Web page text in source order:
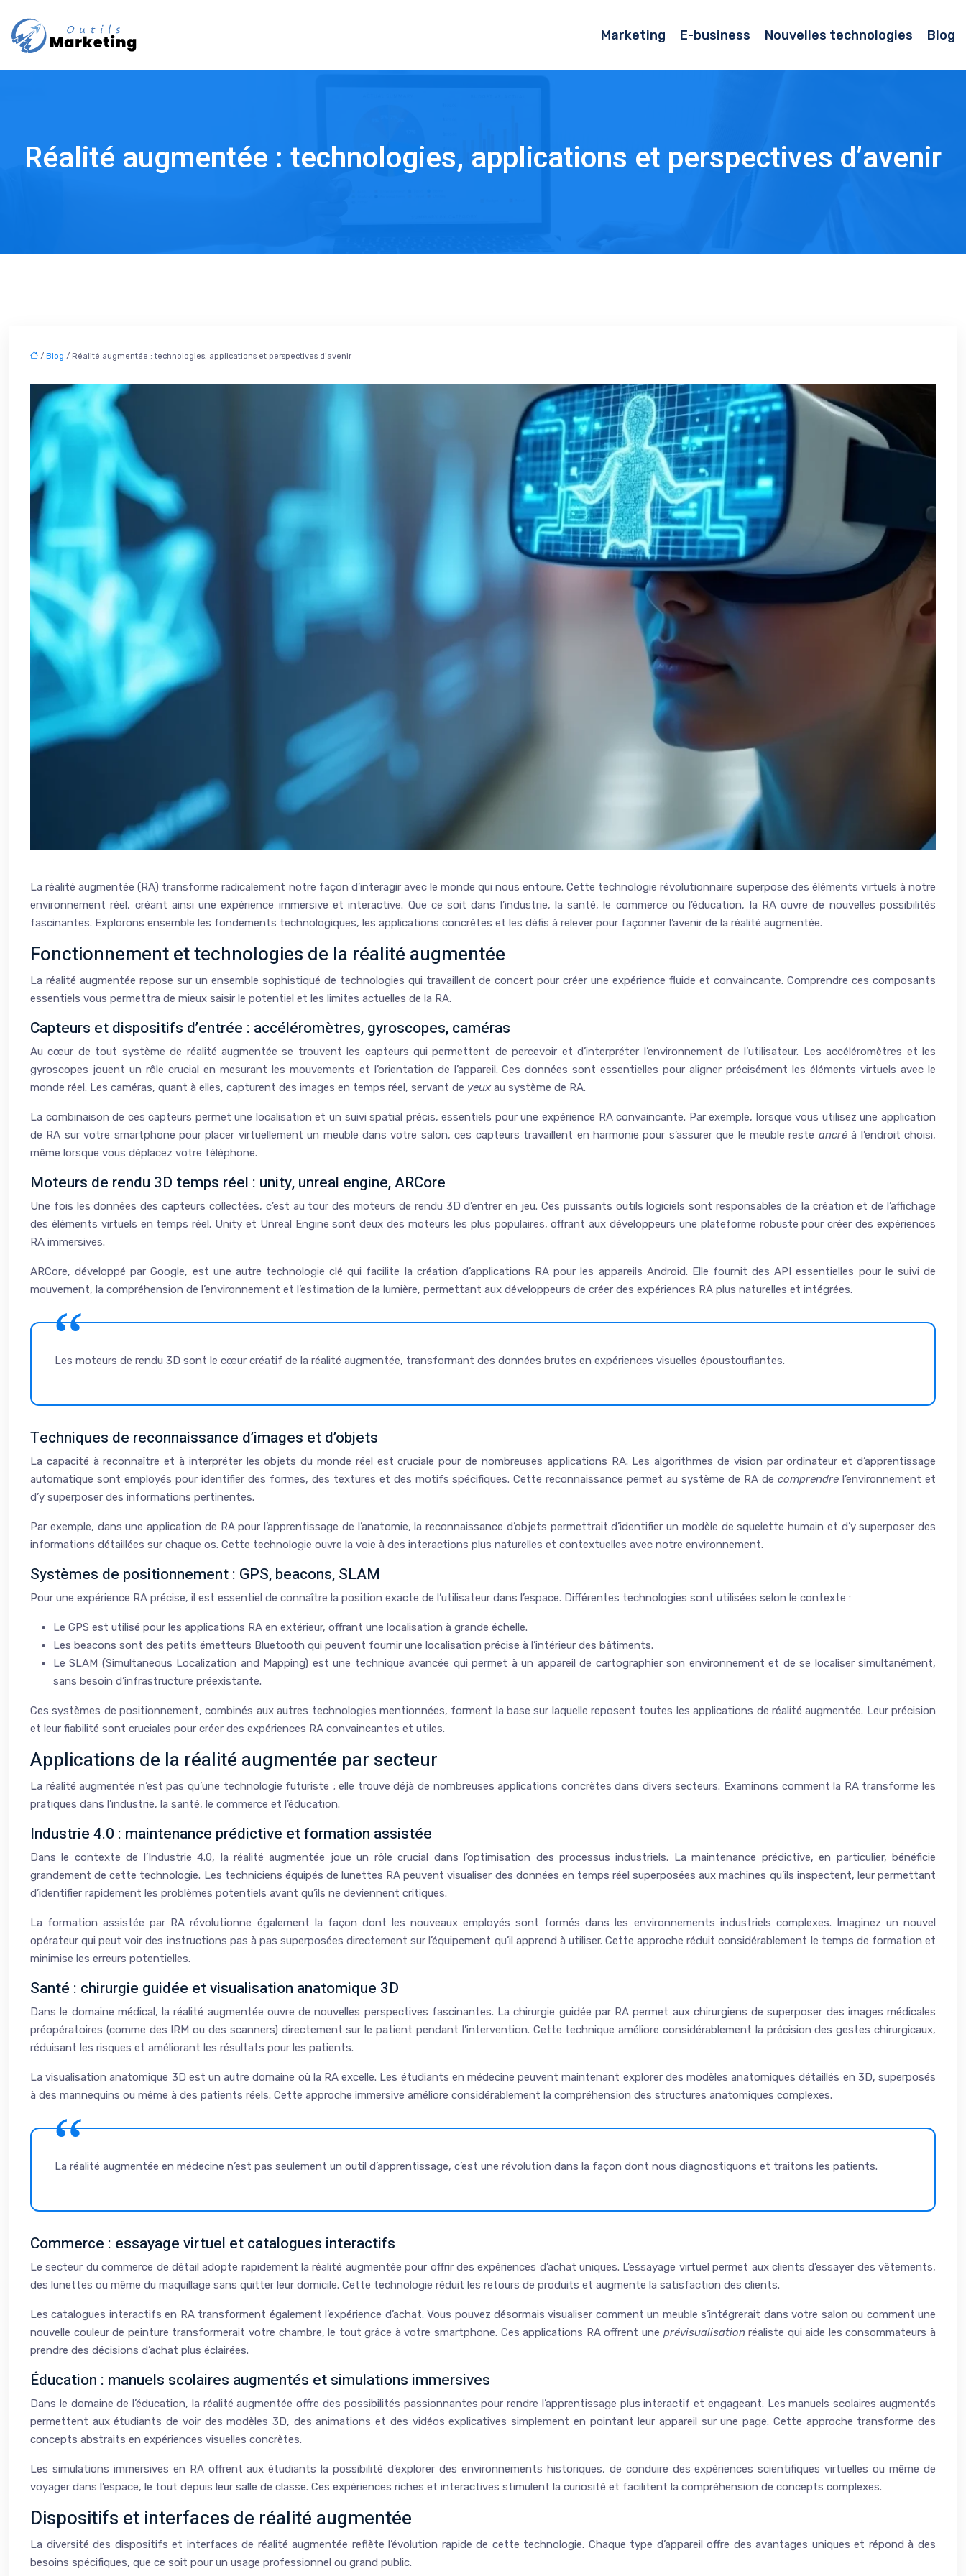
Marketing E-business Nouvelles technologies Blog
Réalité augmentée : technologies, applications et perspectives d’avenir
/ Blog / Réalité augmentée : technologies, applications et perspectives d’avenir
La réalité augmentée (RA) transforme radicalement notre façon d’interagir avec le monde qui nous entoure. Cette technologie révolutionnaire superpose des éléments virtuels à notre
environnement réel, créant ainsi une expérience immersive et interactive. Que ce soit dans l’industrie, la santé, le commerce ou l’éducation, la RA ouvre de nouvelles possibilités
fascinantes. Explorons ensemble les fondements technologiques, les applications concrètes et les défis à relever pour façonner l’avenir de la réalité augmentée.
Fonctionnement et technologies de la réalité augmentée
La réalité augmentée repose sur un ensemble sophistiqué de technologies qui travaillent de concert pour créer une expérience fluide et convaincante. Comprendre ces composants
essentiels vous permettra de mieux saisir le potentiel et les limites actuelles de la RA.
Capteurs et dispositifs d’entrée : accéléromètres, gyroscopes, caméras
Au cœur de tout système de réalité augmentée se trouvent les capteurs qui permettent de percevoir et d’interpréter l’environnement de l’utilisateur. Les accéléromètres et les
gyroscopes jouent un rôle crucial en mesurant les mouvements et l’orientation de l’appareil. Ces données sont essentielles pour aligner précisément les éléments virtuels avec le
monde réel. Les caméras, quant à elles, capturent des images en temps réel, servant de yeux au système de RA.
La combinaison de ces capteurs permet une localisation et un suivi spatial précis, essentiels pour une expérience RA convaincante. Par exemple, lorsque vous utilisez une application
de RA sur votre smartphone pour placer virtuellement un meuble dans votre salon, ces capteurs travaillent en harmonie pour s’assurer que le meuble reste ancréà l’endroit choisi,
même lorsque vous déplacez votre téléphone.
Moteurs de rendu 3D temps réel : unity, unreal engine, ARCore
Une fois les données des capteurs collectées, c’est au tour des moteurs de rendu 3D d’entrer en jeu. Ces puissants outils logiciels sont responsables de la création et de l’affichage
des éléments virtuels en temps réel. Unity et Unreal Engine sont deux des moteurs les plus populaires, offrant aux développeurs une plateforme robuste pour créer des expériences
RA immersives.
ARCore, développé par Google, est une autre technologie clé qui facilite la création d’applications RA pour les appareils Android. Elle fournit des API essentielles pour le suivi de
mouvement, la compréhension de l’environnement et l’estimation de la lumière, permettant aux développeurs de créer des expériences RA plus naturelles et intégrées.
Les moteurs de rendu 3D sont le cœur créatif de la réalité augmentée, transformant des données brutes en expériences visuelles époustouflantes.
Techniques de reconnaissance d’images et d’objets
La capacité à reconnaître et à interpréter les objets du monde réel est cruciale pour de nombreuses applications RA. Les algorithmes de vision par ordinateur et d’apprentissage
automatique sont employés pour identifier des formes, des textures et des motifs spécifiques. Cette reconnaissance permet au système de RA decomprendrel’environnement et
d’y superposer des informations pertinentes.
Par exemple, dans une application de RA pour l’apprentissage de l’anatomie, la reconnaissance d’objets permettrait d’identifier un modèle de squelette humain et d’y superposer des
informations détaillées sur chaque os. Cette technologie ouvre la voie à des interactions plus naturelles et contextuelles avec notre environnement.
Systèmes de positionnement : GPS, beacons, SLAM
Pour une expérience RA précise, il est essentiel de connaître la position exacte de l’utilisateur dans l’espace. Différentes technologies sont utilisées selon le contexte :
Le GPS est utilisé pour les applications RA en extérieur, offrant une localisation à grande échelle.
Les beacons sont des petits émetteurs Bluetooth qui peuvent fournir une localisation précise à l’intérieur des bâtiments.
Le SLAM (Simultaneous Localization and Mapping) est une technique avancée qui permet à un appareil de cartographier son environnement et de se localiser simultanément,
sans besoin d’infrastructure préexistante.
Ces systèmes de positionnement, combinés aux autres technologies mentionnées, forment la base sur laquelle reposent toutes les applications de réalité augmentée. Leur précision
et leur fiabilité sont cruciales pour créer des expériences RA convaincantes et utiles.
Applications de la réalité augmentée par secteur
La réalité augmentée n’est pas qu’une technologie futuriste ; elle trouve déjà de nombreuses applications concrètes dans divers secteurs. Examinons comment la RA transforme les
pratiques dans l’industrie, la santé, le commerce et l’éducation.
Industrie 4.0 : maintenance prédictive et formation assistée
Dans le contexte de l’Industrie 4.0, la réalité augmentée joue un rôle crucial dans l’optimisation des processus industriels. La maintenance prédictive, en particulier, bénéficie
grandement de cette technologie. Les techniciens équipés de lunettes RA peuvent visualiser des données en temps réel superposées aux machines qu’ils inspectent, leur permettant
d’identifier rapidement les problèmes potentiels avant qu’ils ne deviennent critiques.
La formation assistée par RA révolutionne également la façon dont les nouveaux employés sont formés dans les environnements industriels complexes. Imaginez un nouvel
opérateur qui peut voir des instructions pas à pas superposées directement sur l’équipement qu’il apprend à utiliser. Cette approche réduit considérablement le temps de formation et
minimise les erreurs potentielles.
Santé : chirurgie guidée et visualisation anatomique 3D
Dans le domaine médical, la réalité augmentée ouvre de nouvelles perspectives fascinantes. La chirurgie guidée par RA permet aux chirurgiens de superposer des images médicales
préopératoires (comme des IRM ou des scanners) directement sur le patient pendant l’intervention. Cette technique améliore considérablement la précision des gestes chirurgicaux,
réduisant les risques et améliorant les résultats pour les patients.
La visualisation anatomique 3D est un autre domaine où la RA excelle. Les étudiants en médecine peuvent maintenant explorer des modèles anatomiques détaillés en 3D, superposés
à des mannequins ou même à des patients réels. Cette approche immersive améliore considérablement la compréhension des structures anatomiques complexes.
La réalité augmentée en médecine n’est pas seulement un outil d’apprentissage, c’est une révolution dans la façon dont nous diagnostiquons et traitons les patients.
Commerce : essayage virtuel et catalogues interactifs
Le secteur du commerce de détail adopte rapidement la réalité augmentée pour offrir des expériences d’achat uniques. L’essayage virtuel permet aux clients d’essayer des vêtements,
des lunettes ou même du maquillage sans quitter leur domicile. Cette technologie réduit les retours de produits et augmente la satisfaction des clients.
Les catalogues interactifs en RA transforment également l’expérience d’achat. Vous pouvez désormais visualiser comment un meuble s’intégrerait dans votre salon ou comment une
nouvelle couleur de peinture transformerait votre chambre, le tout grâce à votre smartphone. Ces applications RA offrent une prévisualisationréaliste qui aide les consommateurs à
prendre des décisions d’achat plus éclairées.
Éducation : manuels scolaires augmentés et simulations immersives
Dans le domaine de l’éducation, la réalité augmentée offre des possibilités passionnantes pour rendre l’apprentissage plus interactif et engageant. Les manuels scolaires augmentés
permettent aux étudiants de voir des modèles 3D, des animations et des vidéos explicatives simplement en pointant leur appareil sur une page. Cette approche transforme des
concepts abstraits en expériences visuelles concrètes.
Les simulations immersives en RA offrent aux étudiants la possibilité d’explorer des environnements historiques, de conduire des expériences scientifiques virtuelles ou même de
voyager dans l’espace, le tout depuis leur salle de classe. Ces expériences riches et interactives stimulent la curiosité et facilitent la compréhension de concepts complexes.
Dispositifs et interfaces de réalité augmentée
La diversité des dispositifs et interfaces de réalité augmentée reflète l’évolution rapide de cette technologie. Chaque type d’appareil offre des avantages uniques et répond à des
besoins spécifiques, que ce soit pour un usage professionnel ou grand public.